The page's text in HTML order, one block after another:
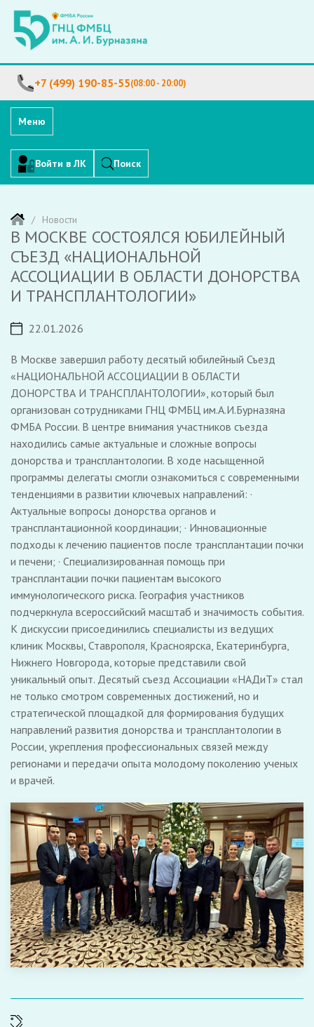
+7 (499) 190-85-55(08:00 - 20:00)
Меню
Войти в ЛК Поиск
Новости
В МОСКВЕ СОСТОЯЛСЯ ЮБИЛЕЙНЫЙ
СЪЕЗД «НАЦИОНАЛЬНОЙ
АССОЦИАЦИИ В ОБЛАСТИ ДОНОРСТВА
И ТРАНСПЛАНТОЛОГИИ»
22.01.2026
В Москве завершил работу десятый юбилейный Съезд
«НАЦИОНАЛЬНОЙ АССОЦИАЦИИ В ОБЛАСТИ
ДОНОРСТВА И ТРАНСПЛАНТОЛОГИИ», который был
организован сотрудниками ГНЦ ФМБЦ им.А.И.Бурназяна
ФМБА России. В центре внимания участников съезда
находились самые актуальные и сложные вопросы
донорства и трансплантологии. В ходе насыщенной
программы делегаты смогли ознакомиться с современными
тенденциями в развитии ключевых направлений: ·
Актуальные вопросы донорства органов и
трансплантационной координации; · Инновационные
подходы к лечению пациентов после трансплантации почки
и печени; · Специализированная помощь при
трансплантации почки пациентам высокого
иммунологического риска. География участников
подчеркнула всероссийский масштаб и значимость события.
К дискуссии присоединились специалисты из ведущих
клиник Москвы, Ставрополя, Красноярска, Екатеринбурга,
Нижнего Новгорода, которые представили свой
уникальный опыт. Десятый съезд Ассоциации «НАДиТ» стал
не только смотром современных достижений, но и
стратегической площадкой для формирования будущих
направлений развития донорства и трансплантологии в
России, укрепления профессиональных связей между
регионами и передачи опыта молодому поколению ученых
и врачей.